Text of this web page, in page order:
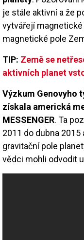
je stále aktivní a že
vytvářejí magnetické
magnetické pole
TIP: Země se
aktivních planet
Výzkum Genovyho
získala americká
MESSENGER. Ta
2011 do dubna
gravitační pole
vědci mohli odvodit